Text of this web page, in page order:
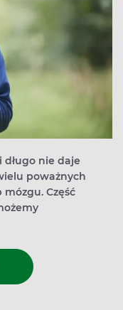
nie daje
poważnych
Część